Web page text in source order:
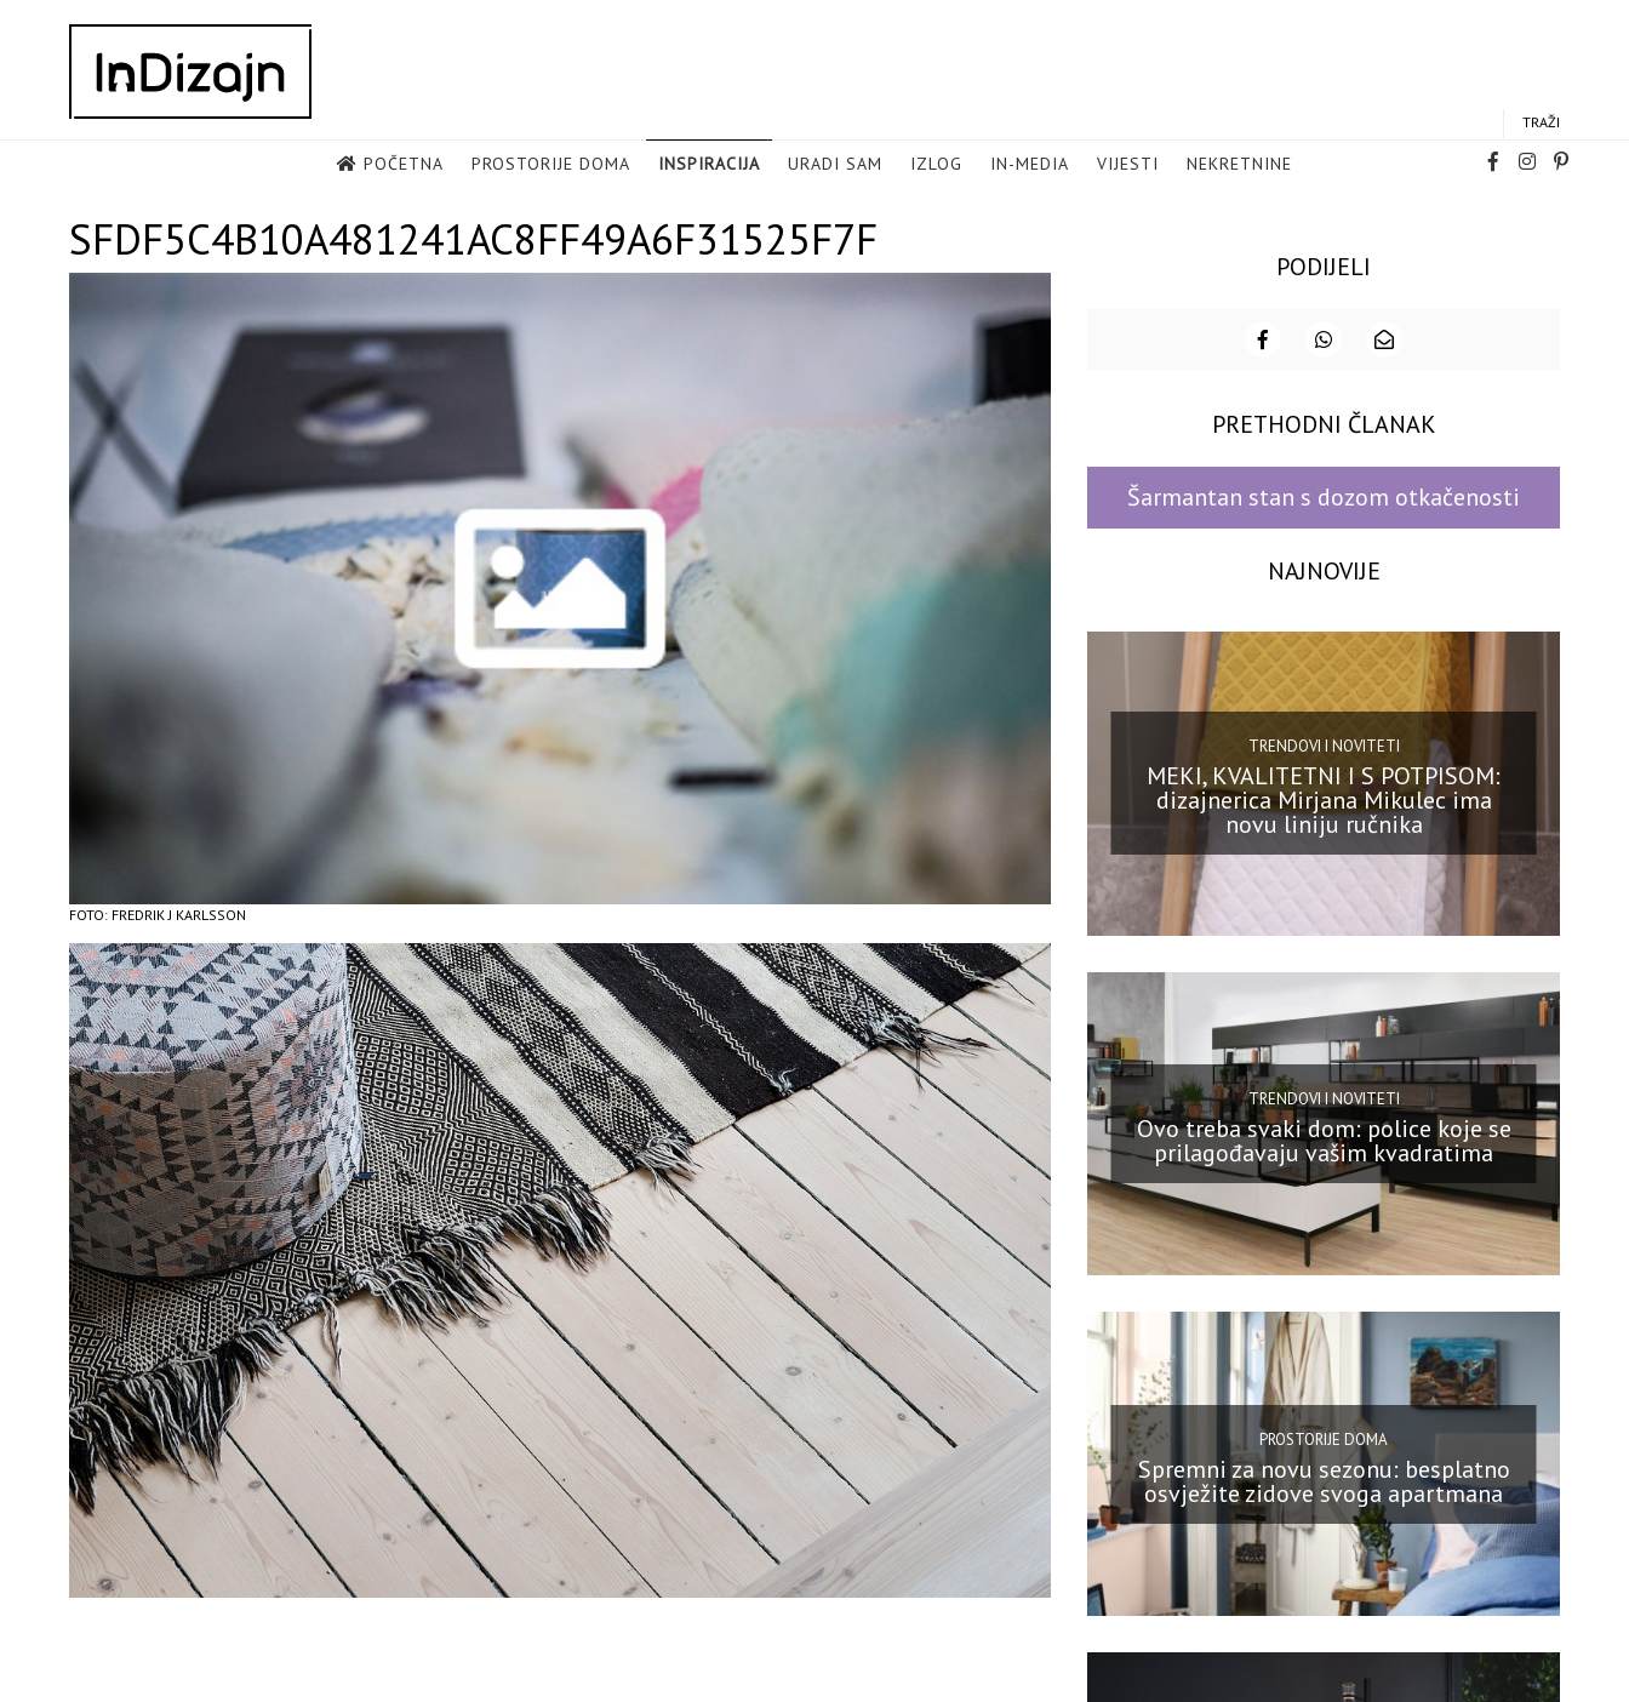
TRAŽI
POČETNA PROSTORIJE DOMA INSPIRACIJA URADI SAM IZLOG IN-MEDIA VIJESTI NEKRETNINE
SFDF5C4B10A481241AC8FF49A6F31525F7F
FOTO: FREDRIK J KARLSSON
PODIJELI
PRETHODNI ČLANAK
Šarmantan stan s dozom otkačenosti
NAJNOVIJE
TRENDOVI I NOVITETI
MEKI, KVALITETNI I S POTPISOM:
dizajnerica Mirjana Mikulec ima
novu liniju ručnika
TRENDOVI I NOVITETI
Ovo treba svaki dom: police koje se
prilagođavaju vašim kvadratima
PROSTORIJE DOMA
Spremni za novu sezonu: besplatno
osvježite zidove svoga apartmana